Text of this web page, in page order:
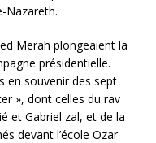
Nazareth.
Merah plongeaient la
présidentielle.
en souvenir des sept
», dont celles du rav
et Gabriel zal, et de la
devant l’école Ozar